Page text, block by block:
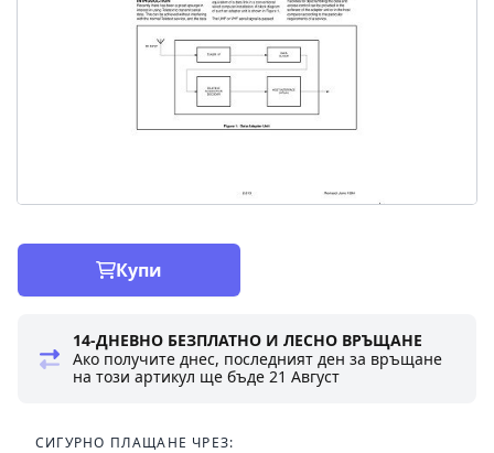
Купи
14-ДНЕВНО БЕЗПЛАТНО И ЛЕСНО ВРЪЩАНЕ
Ако получите днес, последният ден за връщане
на този артикул ще бъде21 Август
СИГУРНО ПЛАЩАНЕ ЧРЕЗ: